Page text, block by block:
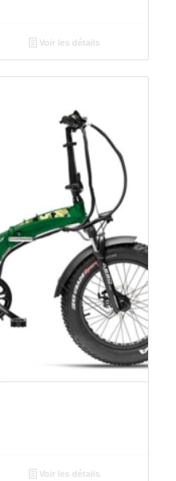
Voir les détails
Voir les détails